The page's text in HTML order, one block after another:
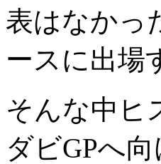
表はなかっ
ースに出場
そんな中ヒ
ダビGPへ